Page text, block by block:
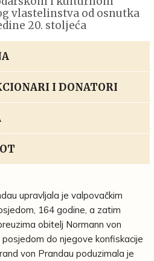
vlastelinstva od osnutka
20. stoljeća
I DONATORI
upravljala je valpovačkim
164 godine, a zatim
obitelj Normann von
do njegove konfiskacije
von Prandau poduzimala je